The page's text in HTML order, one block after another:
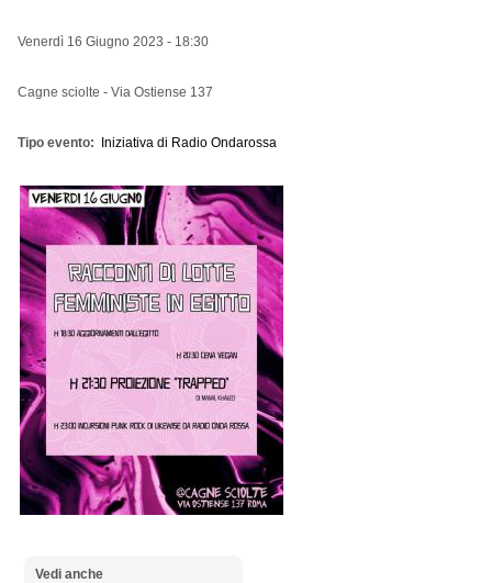
Venerdì 16 Giugno 2023 - 18:30
Cagne sciolte - Via Ostiense 137
Tipo evento Iniziativa di Radio Ondarossa
Vedi anche